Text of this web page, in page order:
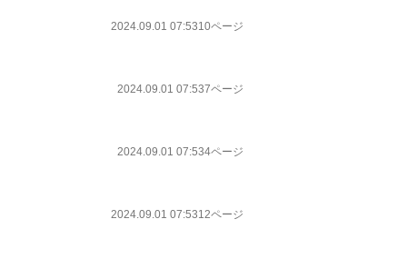
2024.09.01 07:5310ページ
2024.09.01 07:537ページ
2024.09.01 07:534ページ
2024.09.01 07:5312ページ